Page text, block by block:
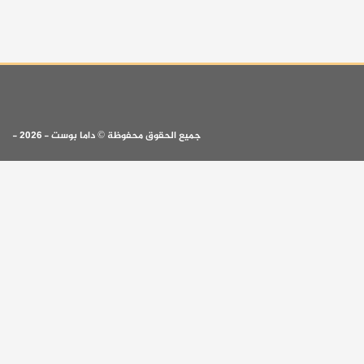
جميع الحقوق محفوظة © داما بوست - 2026 -